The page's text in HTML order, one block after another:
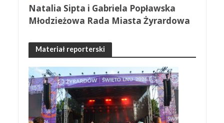
Natalia Sipta i Gabriela Popławska
Młodzieżowa Rada Miasta Żyrardowa
Materiał reporterski